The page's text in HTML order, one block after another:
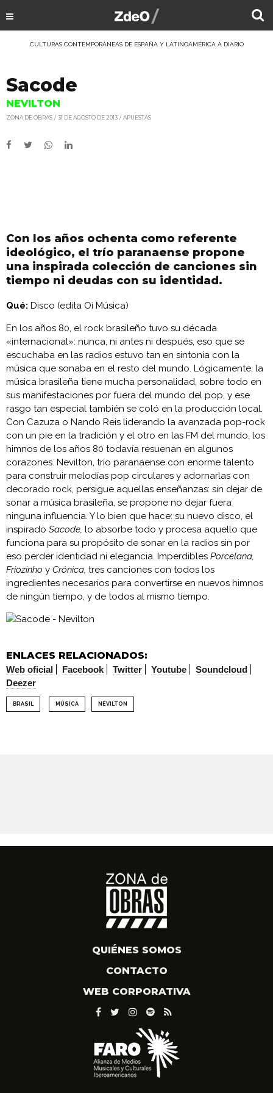
CULTURAS CONTEMPORÁNEAS DE ESPAÑA Y LATINOAMÉRICA A DIARIO
Sacode
NEVILTON
ZONA DE OBRAS 31 DE AGOSTO DE 2013 APUESTAS
Con los años ochenta como referente
ideológico, el trío paranaense propone
una inspirada colección de canciones sin
tiempo ni deudas con su identidad.
Qué: Disco (edita Oi Música)
En los años 80, el rock brasileño tuvo su década
«internacional»: nunca, ni antes ni después, eso que se
escuchaba en las radios estuvo tan en sintonía con la
música que sonaba en el resto del mundo. Lógicamente, la
música brasileña tiene mucha personalidad, sobre todo en
sus manifestaciones por fuera del mundo del pop, y ese
rasgo tan especial también se coló en la producción local.
Con Cazuza o Nando Reis liderando la avanzada pop-rock
con un pie en la tradición y el otro en las FM del mundo, los
himnos de los años 80 todavía resuenan en algunos
corazones. Nevilton, trío paranaense con enorme talento
para construir melodías pop circulares y adornarlas con
decorado rock, persigue aquellas enseñanzas: sin dejar de
sonar a música brasileña, se propone no dejar fuera
ninguna influencia. Y lo bien que hace: su nuevo disco, el
inspirado Sacode, lo absorbe todo y procesa aquello que
funciona para su propósito de sonar en la radios sin por
eso perder identidad ni elegancia. Imperdibles Porcelana,
Friozinho y Crónica, tres canciones con todos los
ingredientes necesarios para convertirse en nuevos himnos
de ningún tiempo, y de todos al mismo tiempo.
ENLACES RELACIONADOS:
Web oficial Facebook Twitter Youtube
Soundcloud
Deezer
BRASIL MÚSICA NEVILTON
QUIÉNES SOMOS
CONTACTO
WEB CORPORATIVA